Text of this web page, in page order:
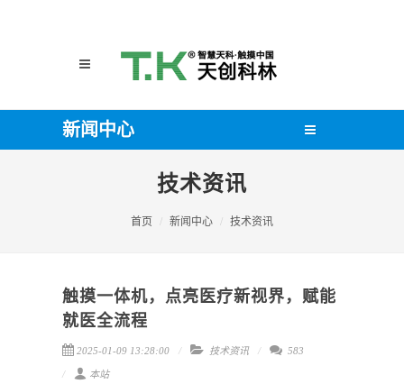
新闻中心
技术资讯
首页 新闻中心 技术资讯
触摸一体机，点亮医疗新视界，赋能
就医全流程
2025-01-09 13:28:00 技术资讯 583
本站